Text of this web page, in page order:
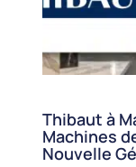
Thibaut à
Machines
Nouvelle